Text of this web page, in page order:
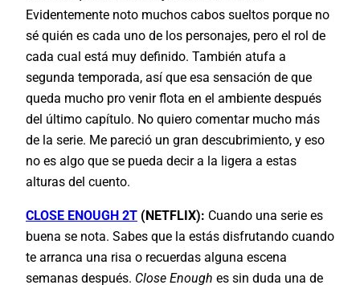
Evidentemente noto muchos cabos sueltos porque no
sé quién es cada uno de los personajes, pero el rol de
cada cual está muy definido. También atufa a
segunda temporada, así que esa sensación de que
queda mucho pro venir flota en el ambiente después
del último capítulo. No quiero comentar mucho más
de la serie. Me pareció un gran descubrimiento, y eso
no es algo que se pueda decir a la ligera a estas
alturas del cuento.
CLOSE ENOUGH 2T (NETFLIX): Cuando una serie es
buena se nota. Sabes que la estás disfrutando cuando
te arranca una risa o recuerdas alguna escena
semanas después. Close Enough es sin duda una de